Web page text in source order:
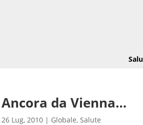
Ancora da Vienna…
26 Lug, 2010 | Globale,Salute